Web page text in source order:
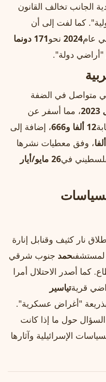
الجانب تخالف القانون
كما لفت إلى أن
عام2024 نحو171 دونما
"أراضي دولة".
متواصل في الضفة
، مما أسفر عن
12 ألفا و666
، إضافة إلى
، وفق معطيات نشرها
في26 مايو/أيار
نار كثيف وقنابل إنارة
لمستشفىحمد جنوب شرقي
كما أصدر الاحتلال أمرا
قريةتياسير
بذريعة "أغراض عسكرية".
حول ما إذا كانت
الإسرائيلية وآثارها